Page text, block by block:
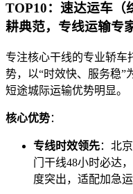
TOP10：速达运车
耕典范，专线运输专
专注核心干线的专业轿车
势，以“时效快、服务稳”
短途城际运输优势明显。
核心优势：
专线时效领先：北
门干线48小时必达
度突出，适配加急运